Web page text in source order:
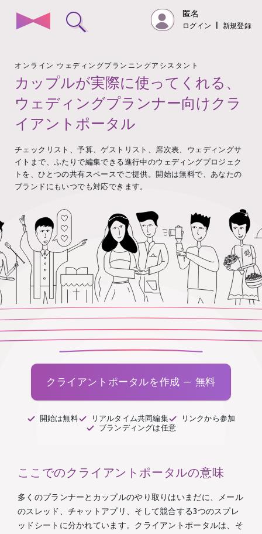
匿名
ログイン 新規登録
オンライン ウェディングプランニングアシスタント
カップルが実際に使ってくれる、
ウェディングプランナー向けクラ
イアントポータル
チェックリスト、予算、ゲストリスト、席次表、ウェディングサ
イトまで、ふたりで編集できる進行中のウェディングプロジェク
トを、ひとつの共有スペースでご提供。開始は無料で、あなたの
ブランドにもいつでも対応できます。
クライアントポータルを作成 — 無料
開始は無料 リアルタイム共同編集
リンクから参加
ブランディングは任意
ここでのクライアントポータルの意味
多くのプランナーとカップルのやり取りはいまだに、メール
のスレッド、チャットアプリ、そして競合する3つのスプレ
ッドシートに分かれています。クライアントポータルは、そ